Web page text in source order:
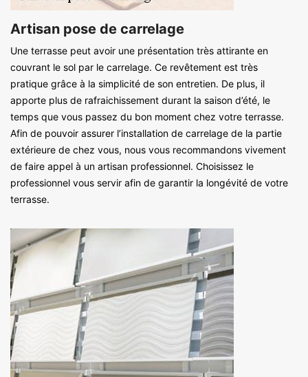
Artisan pose de carrelage
Une terrasse peut avoir une présentation très attirante en
couvrant le sol par le carrelage. Ce revêtement est très
pratique grâce à la simplicité de son entretien. De plus, il
apporte plus de rafraichissement durant la saison d’été, le
temps que vous passez du bon moment chez votre terrasse.
Afin de pouvoir assurer l’installation de carrelage de la partie
extérieure de chez vous, nous vous recommandons vivement
de faire appel à un artisan professionnel. Choisissez le
professionnel vous servir afin de garantir la longévité de votre
terrasse.